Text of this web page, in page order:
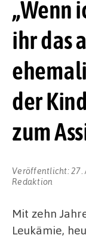
„Wenn
ihr das
der
zum
Veröffentlicht:27.
Redaktion
Mit zehn
Leukämie,